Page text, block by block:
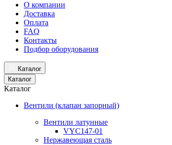
О компании
Доставка
Оплата
FAQ
Контакты
Подбор оборудования
Каталог
Каталог
Каталог
Вентили (клапан запорный)
Вентили латунные
VYC147-01
Нержавеющая сталь